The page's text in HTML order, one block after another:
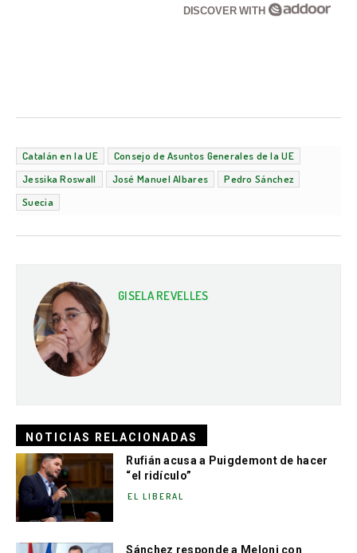
DISCOVER WITH
Catalán en la UE
Consejo de Asuntos Generales de la UE
Jessika Roswall
José Manuel Albares
Pedro Sánchez
Suecia
GISELA REVELLES
NOTICIAS RELACIONADAS
Rufián acusa a Puigdemont de hacer
“el ridículo”
EL LIBERAL
Sánchez responde a Meloni con